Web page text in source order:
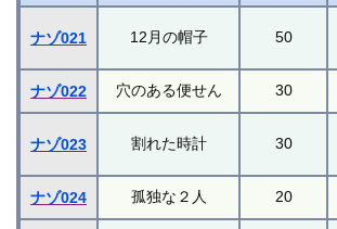
ナゾ021 12月の帽子 50
ナゾ022 穴のある便せん 30
ナゾ023 割れた時計 30
ナゾ024 孤独な２人 20